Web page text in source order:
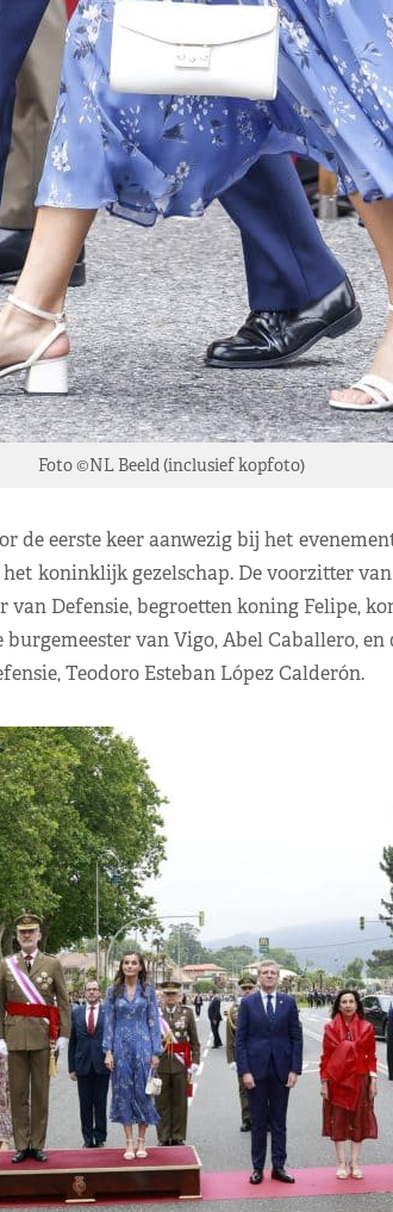
Foto ©NL Beeld (inclusief kopfoto)
de eerste keer aanwezig bij het
koninklijk gezelschap. De voorzitter
van Defensie, begroetten koning Felipe,
van Vigo, Abel Caballero,
Teodoro Esteban López Calderón.